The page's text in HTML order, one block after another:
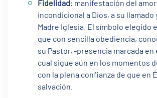
Fidelidad: manifestación del amor
incondicional a Dios, a su llamado
Madre Iglesia. El símbolo elegido
que con sencilla obediencia,
su Pastor, -presencia marcada en
cual sigue aún en los momentos
con la plena confianza de que en
salvación.